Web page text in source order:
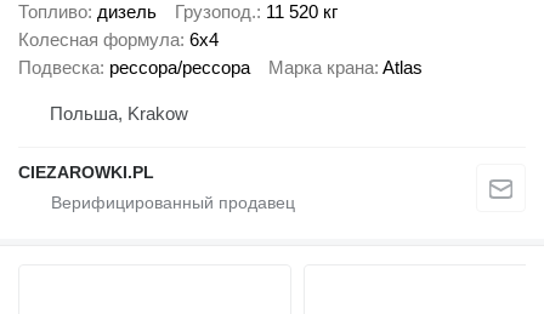
Топливо дизель Грузопод. 11 520 кг
Колесная формула 6x4
Подвеска рессора/рессора Марка крана Atlas
Польша, Krakow
CIEZAROWKI.PL